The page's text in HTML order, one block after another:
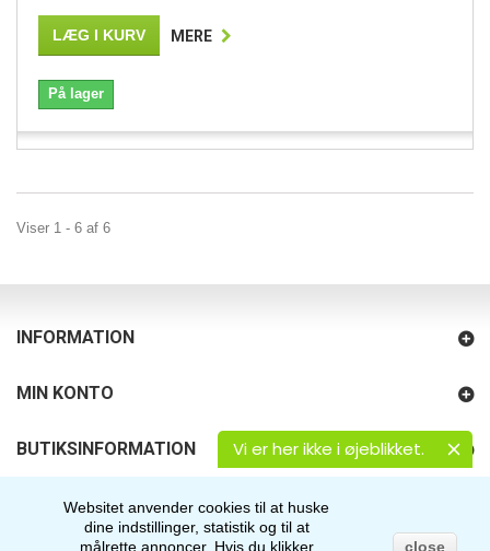
Vi er her ikke i øjeblikket.
LÆG I KURV MERE
På lager
Viser 1 - 6 af 6
INFORMATION
MIN KONTO
BUTIKSINFORMATION
Websitet anvender cookies til at huske
dine indstillinger, statistik og til at
målrette annoncer. Hvis du klikker close
FØLG OS